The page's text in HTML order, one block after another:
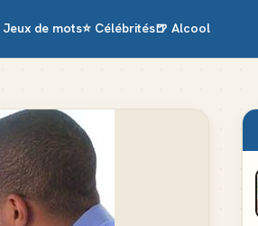
Jeux de mots⭐ Célébrités🍺 Alcool